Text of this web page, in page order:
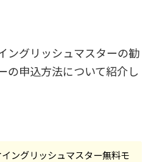
ングリッシュマスターの勧
の申込方法について紹介し
ングリッシュマスター無料モ